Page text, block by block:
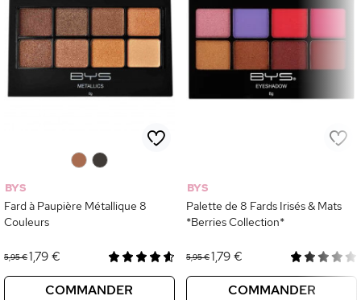
BYS
Fard à Paupière Métallique 8
Couleurs
5,95 €1,79 €
COMMANDER
BYS
Palette de 8 Fards Irisés & Mats
*Berries Collection*
5,95 €1,79 €
COMMANDER